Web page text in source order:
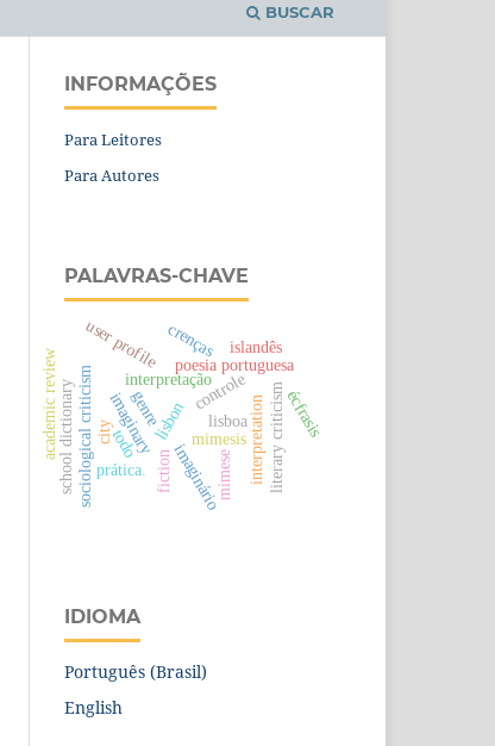
BUSCAR
INFORMAÇÕES
Para Leitores
Para Autores
PALAVRAS-CHAVE
interpretação
lisbon
cityimaginary
poesia portuguesa
lisboa
imaginário interpretation
mimesis
sociological criticism fiction literary criticism
mimese
écfrasis
prática.
crenças
user profile
school dictionary
academic review genre
todo
islandês
controle
IDIOMA
Português (Brasil)
English